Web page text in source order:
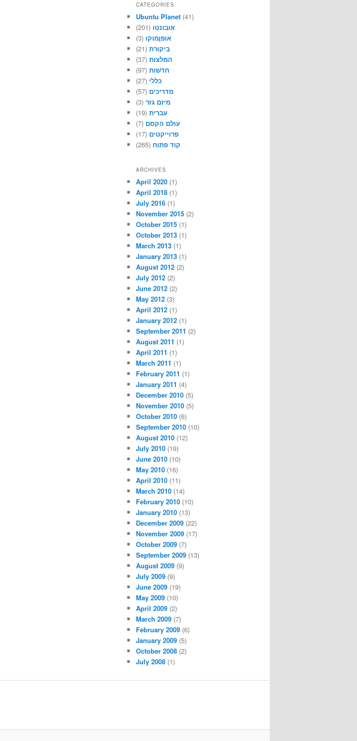
CATEGORIES
Ubuntu Planet (41)
אובונטו (201)
אופןמוקו (3)
ביקורת (21)
המלצות (37)
חדשות (97)
כללי (27)
מדריכים (57)
מיזם גזר (3)
עברית (19)
עולם הקסם (7)
פרוייקטים (17)
קוד פתוח (265)
ARCHIVES
April 2020 (1)
April 2018 (1)
July 2016 (1)
November 2015 (2)
October 2015 (1)
October 2013 (1)
March 2013 (1)
January 2013 (1)
August 2012 (2)
July 2012 (2)
June 2012 (2)
May 2012 (3)
April 2012 (1)
January 2012 (1)
September 2011 (2)
August 2011 (1)
April 2011 (1)
March 2011 (1)
February 2011 (1)
January 2011 (4)
December 2010 (5)
November 2010 (5)
October 2010 (6)
September 2010 (10)
August 2010 (12)
July 2010 (19)
June 2010 (10)
May 2010 (16)
April 2010 (11)
March 2010 (14)
February 2010 (10)
January 2010 (13)
December 2009 (22)
November 2009 (17)
October 2009 (7)
September 2009 (13)
August 2009 (9)
July 2009 (9)
June 2009 (19)
May 2009 (10)
April 2009 (2)
March 2009 (7)
February 2009 (6)
January 2009 (5)
October 2008 (2)
July 2008 (1)